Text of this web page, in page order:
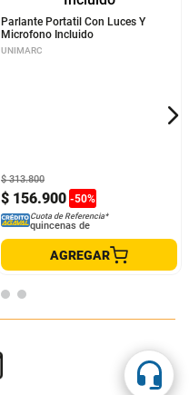
$ 156.900 -50%
$ 313.800
Cuota de Referencia*
quincenas de
AGREGAR